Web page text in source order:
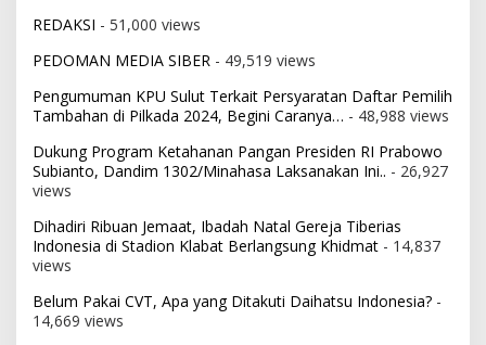
REDAKSI - 51,000 views
PEDOMAN MEDIA SIBER - 49,519 views
Pengumuman KPU Sulut Terkait Persyaratan Daftar Pemilih
Tambahan di Pilkada 2024, Begini Caranya… - 48,988 views
Dukung Program Ketahanan Pangan Presiden RI Prabowo
Subianto, Dandim 1302/Minahasa Laksanakan Ini.. - 26,927
views
Dihadiri Ribuan Jemaat, Ibadah Natal Gereja Tiberias
Indonesia di Stadion Klabat Berlangsung Khidmat - 14,837
views
Belum Pakai CVT, Apa yang Ditakuti Daihatsu Indonesia? -
14,669 views